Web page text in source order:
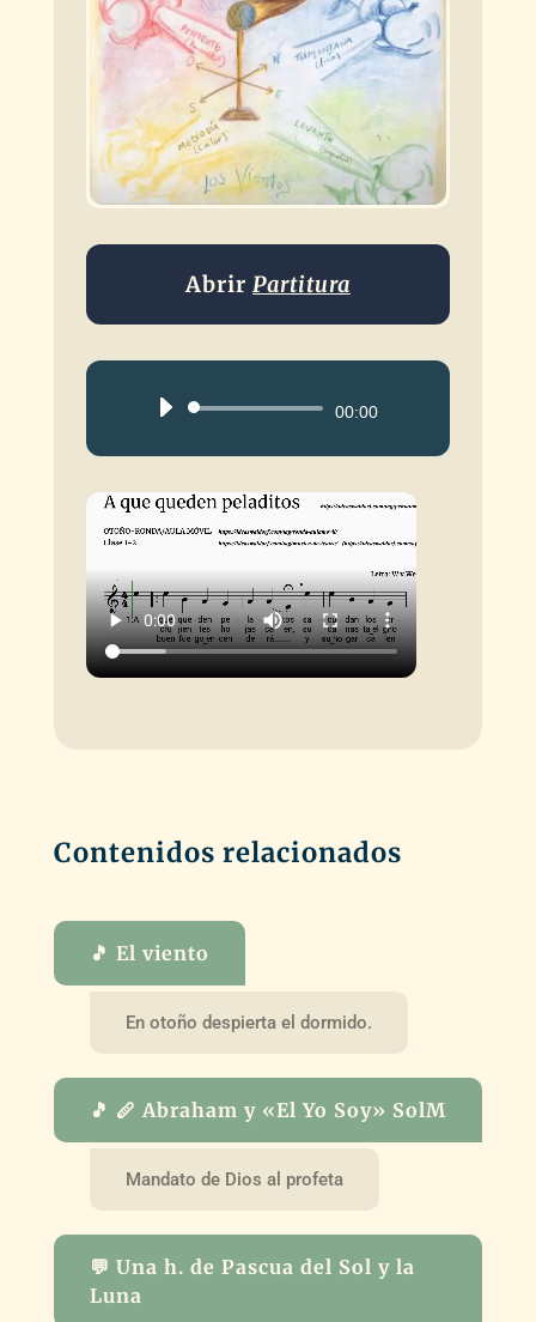
Abrir Partitura
Reproductor00:00
Contenidos relacionados
🎵 El viento
En otoño despierta el dormido.
🎵 🪈 Abraham y «El Yo Soy» SolM
Mandato de Dios al profeta
💬 Una h. de Pascua del Sol y la
Luna